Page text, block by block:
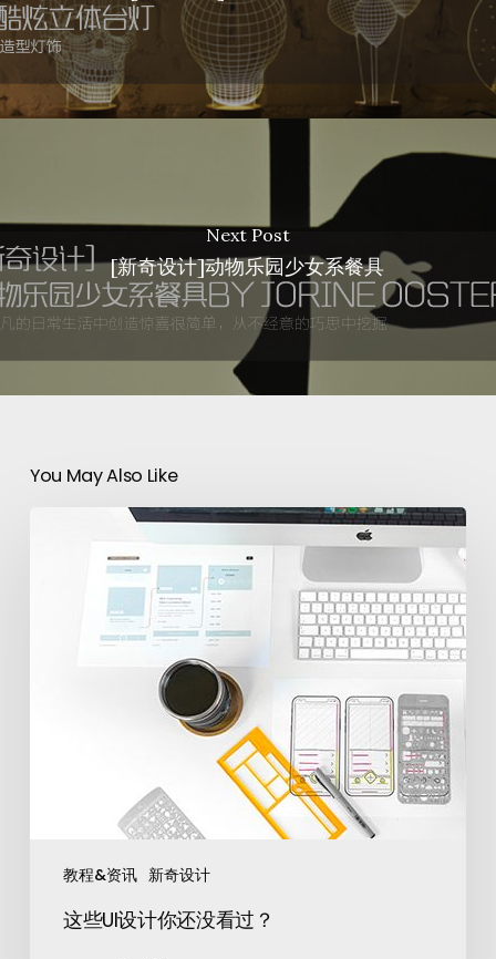
Next Post
[新奇设计]动物乐园少女系餐具
You May Also Like
教程&资讯 新奇设计
这些UI设计你还没看过？